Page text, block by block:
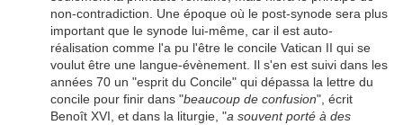
non-contradiction. Une époque où le post-synode sera plus
important que le synode lui-même, car il est auto-
réalisation comme l'a pu l'être le concile Vatican II qui se
voulut être une langue-évènement. Il s'en est suivi dans les
années 70 un "esprit du Concile" qui dépassa la lettre du
concile pour finir dans "beaucoup de confusion", écrit
Benoît XVI, et dans la liturgie, "a souvent porté à des